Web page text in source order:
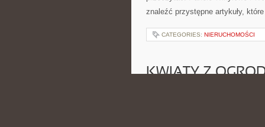
znaleźć przystępne artykuły,
CATEGORIES: NIERUCHOMOŚCI
KWIATY Z